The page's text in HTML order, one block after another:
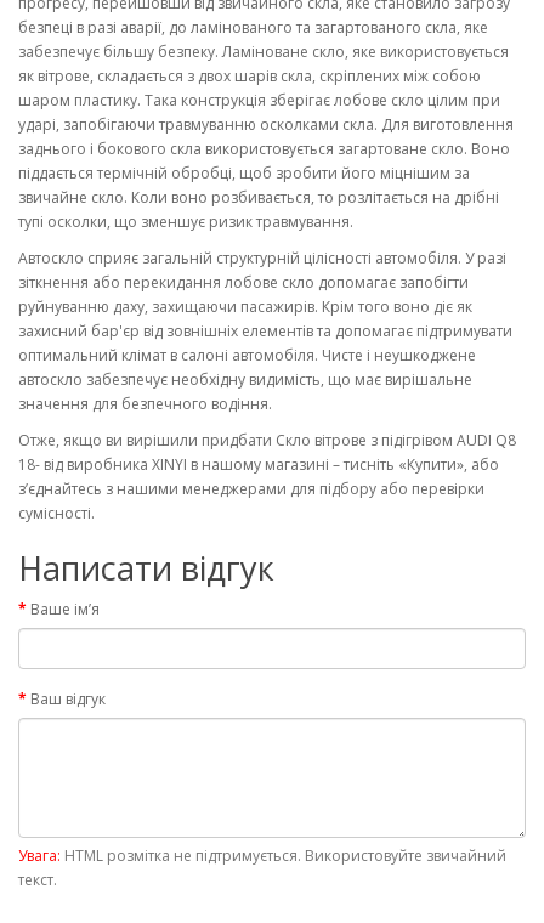
безпеці в разі аварії, до ламінованого та загартованого скла, яке
забезпечує більшу безпеку. Ламіноване скло, яке використовується
як вітрове, складається з двох шарів скла, скріплених між собою
шаром пластику. Така конструкція зберігає лобове скло цілим при
ударі, запобігаючи травмуванню осколками скла. Для виготовлення
заднього і бокового скла використовується загартоване скло. Воно
піддається термічній обробці, щоб зробити його міцнішим за
звичайне скло. Коли воно розбивається, то розлітається на дрібні
тупі осколки, що зменшує ризик травмування.
Автоскло сприяє загальній структурній цілісності автомобіля. У разі
зіткнення або перекидання лобове скло допомагає запобігти
руйнуванню даху, захищаючи пасажирів. Крім того воно діє як
захисний бар'єр від зовнішніх елементів та допомагає підтримувати
оптимальний клімат в салоні автомобіля. Чисте і неушкоджене
автоскло забезпечує необхідну видимість, що має вирішальне
значення для безпечного водіння.
Отже, якщо ви вирішили придбати Скло вітрове з підігрівом AUDI Q8
18- від виробника XINYI в нашому магазині – тисніть «Купити», або
з’єднайтесь з нашими менеджерами для підбору або перевірки
сумісності.
Написати відгук
Ваше ім’я
Ваш відгук
Увага: HTML розмітка не підтримується. Використовуйте звичайний
текст.